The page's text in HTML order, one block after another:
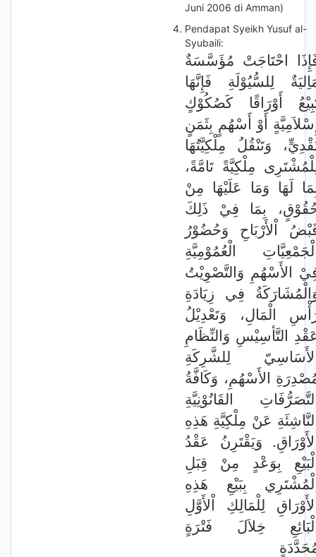
Juni 2006 di Amman)
Pendapat Syeikh Yusuf al-
Syubaili:
احْتَاجَتْ مُؤَسَّسَةٌ
لِلسُّيُوْلَةِ فَإِنَّهَا
أَوْرَاقًا كَصُكُوْكٍ
أَوْ أَسْهُمٍ بِثَمَنٍ
وَتَنْقُلُ مِلْكِيَّتُهَا
مِلْكِيَّةً تَامَّةً،
لَهَا وَمَا عَلَيْهَا مِنْ
بِمَا فِيْ ذَلِكَ
اْلأَرْبَاحِ وَحُضُوْرُ
الْعُمُوْمِيَّةِ
الأَسْهُمِ وَالتَّصْوِيْتُ
فِي زِيَادَةِ
الْمَالِ، وَتَعْدِيْلُ
التَّأسِيْسِ وَالنِّظَامِ
لِلشَّرِكَةِ
الأَسْهُمِ، وَكَافَّةُ
القَانُوْنِيَّةِ
عَنْ مِلْكِيَّةِ هَذِهِ
وَيَقْتَرِنُ عَقْدُ
بِوَعْدٍ مِنْ قِبَلِ
بِبَيْعِ هَذِهِ
لِلْمَالِكِ اْلأَوَّلِ
خِلاَلَ فَتْرَةٍ